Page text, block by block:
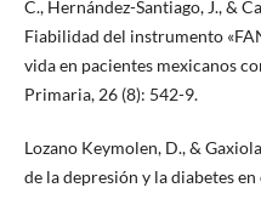
C., Hernández-Santiago, J., &
Fiabilidad del instrumento
vida en pacientes mexicanos
Primaria, 26 (8): 542-9.
Lozano Keymolen, D., &
de la depresión y la diabetes